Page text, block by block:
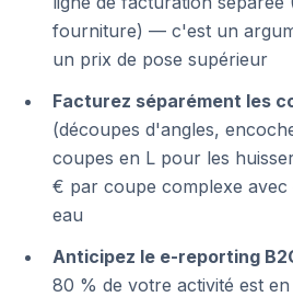
fourniture) — c'est un
un prix de pose supérieur
Facturez séparément les
(découpes d'angles,
coupes en L pour les
€ par coupe complexe
eau
Anticipez le e-reporting
80 % de votre activité est